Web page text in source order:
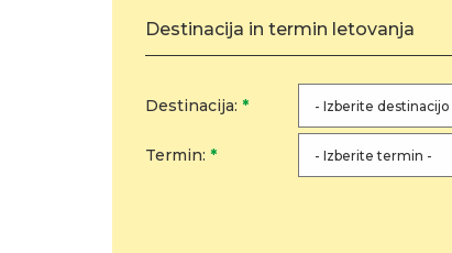
Destinacija in termin letovanja
Destinacija: *
Termin: *